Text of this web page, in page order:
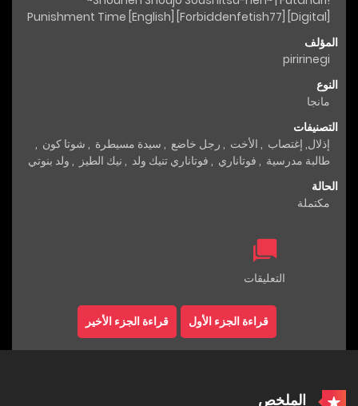
Punishment Time [English] [Forbiddenfetish77] [Digital]
المؤلف
piririnegi
النوع
مانجا
التصنيفات
إذلال, إغتصاب , الأخت , رجل خاضع , سيدة مسيطرة , شوتا كون ,
طالبة مدرسية , فوتاناري , فوتاناري تنيك ولد , نيك الطيز , ولد بنوتي
الحالة
مكتملة
التعليقات
قراءة الجزء الأول قراءة الجزء الأخير
الملخص